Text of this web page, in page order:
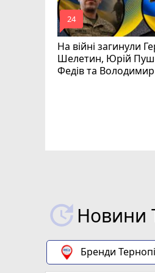
На війні загинули
Шелетин, Юрій
Федів та
mode_comment
24
Новини
Бренди